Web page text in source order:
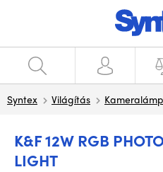
Syntex Világítás
K&F 12W RGB
LIGHT